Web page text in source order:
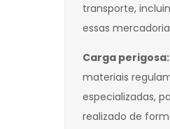
transporte,
essas
Carga perigosa:
materiais
especializadas,
realizado de